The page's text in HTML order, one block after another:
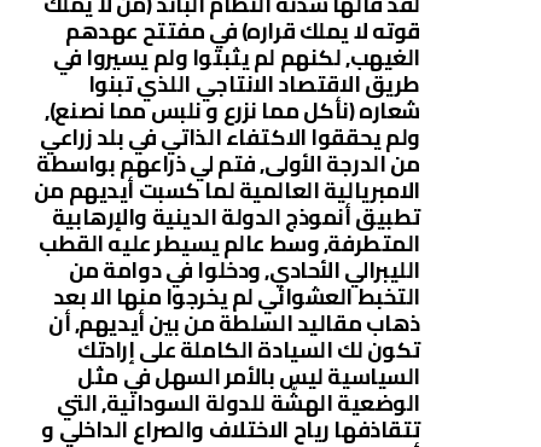
قوته لا يملك قراره) في مفتتح عهدهم
الغيهب, لكنهم لم يثبتوا ولم يسيروا في
طريق الاقتصاد الانتاجي اللذي تبنوا
شعاره (نأكل مما نزرع و نلبس مما نصنع),
ولم يحققوا الاكتفاء الذاتي في بلد زراعي
من الدرجة الأولى, فتم لي ذراعهم بواسطة
الامبريالية العالمية لما كسبت أيديهم من
تطبيق أنموذج الدولة الدينية والإرهابية
المتطرفة, وسط عالم يسيطر عليه القطب
الليبرالي الأحادي, ودخلوا في دوامة من
التخبط العشوائي لم يخرجوا منها الا بعد
ذهاب مقاليد السلطة من بين أيديهم, أن
تكون لك السيادة الكاملة على إرادتك
السياسية ليس بالأمر السهل في مثل
الوضعية الهشّة للدولة السودانية, التي
تتقاذفها رياح الاختلاف والصراع الداخلي و